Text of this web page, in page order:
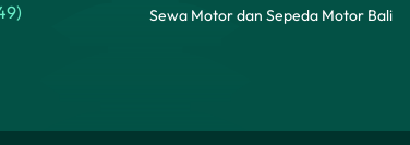
Sewa Motor dan Sepeda Motor Bali